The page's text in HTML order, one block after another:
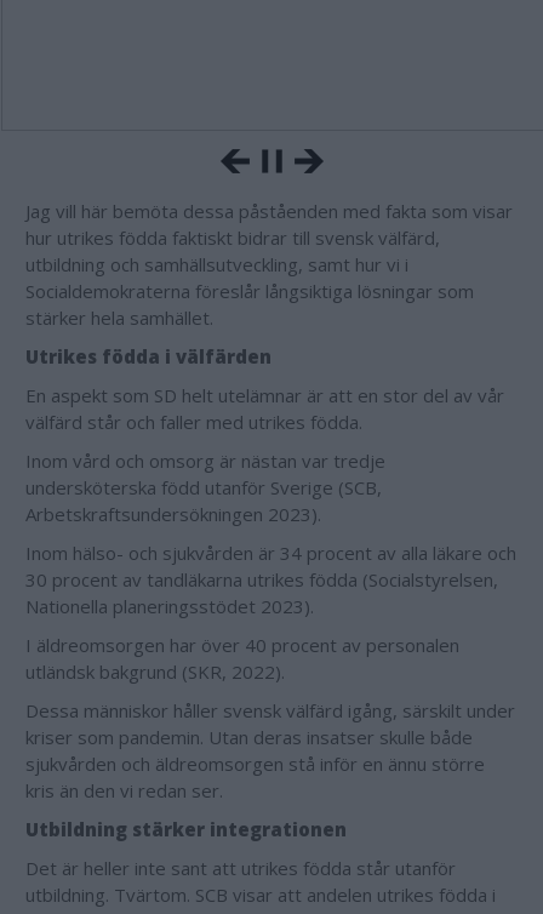
Jag vill här bemöta dessa påståenden med fakta som visar
hur utrikes födda faktiskt bidrar till svensk välfärd,
utbildning och samhällsutveckling, samt hur vi i
Socialdemokraterna föreslår långsiktiga lösningar som
stärker hela samhället.
Utrikes födda i välfärden
En aspekt som SD helt utelämnar är att en stor del av vår
välfärd står och faller med utrikes födda.
Inom vård och omsorg är nästan var tredje
undersköterska född utanför Sverige (SCB,
Arbetskraftsundersökningen 2023).
Inom hälso- och sjukvården är 34 procent av alla läkare och
30 procent av tandläkarna utrikes födda (Socialstyrelsen,
Nationella planeringsstödet 2023).
I äldreomsorgen har över 40 procent av personalen
utländsk bakgrund (SKR, 2022).
Dessa människor håller svensk välfärd igång, särskilt under
kriser som pandemin. Utan deras insatser skulle både
sjukvården och äldreomsorgen stå inför en ännu större
kris än den vi redan ser.
Utbildning stärker integrationen
Det är heller inte sant att utrikes födda står utanför
utbildning. Tvärtom. SCB visar att andelen utrikes födda i